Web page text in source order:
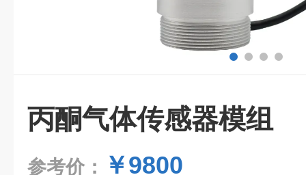
丙酮气体传感器模组
参考价： ￥9800